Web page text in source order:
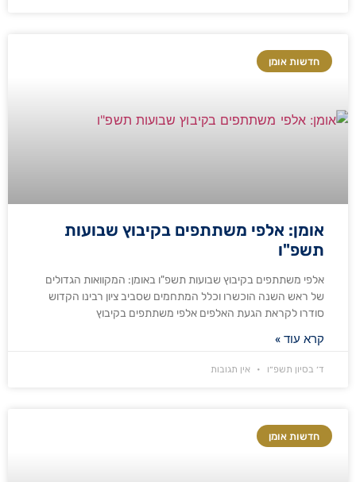
חדשות אומן
אומן: אלפי משתתפים בקיבוץ שבועות
תשפ"ו
אלפי משתתפים בקיבוץ שבועות תשפ"ו באומן: המקוואות הגדולים
של ראש השנה הוכשרו וכלל המתחמים שסביב ציון רבינו הקדוש
סודרו לקראת הגעת האלפים אלפי משתתפים בקיבוץ
קרא עוד »
ד׳ בסיון תשפ״ו אין תגובות
חדשות אומן